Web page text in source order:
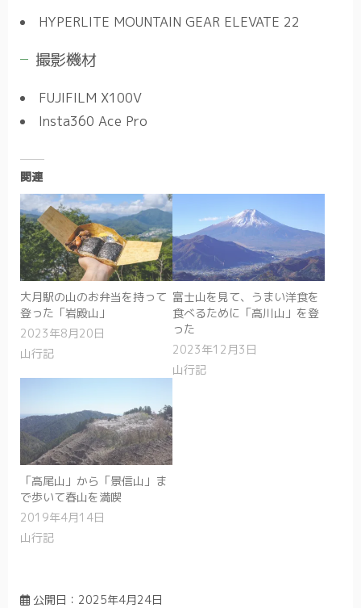
HYPERLITE MOUNTAIN GEAR ELEVATE 22
撮影機材
FUJIFILM X100V
Insta360 Ace Pro
関連
大月駅の山のお弁当を持って
登った「岩殿山」
2023年8月20日
山行記
富士山を見て、うまい洋食を
食べるために「高川山」を登
った
2023年12月3日
山行記
「高尾山」から「景信山」ま
で歩いて春山を満喫
2019年4月14日
山行記
公開日： 2025年4月24日